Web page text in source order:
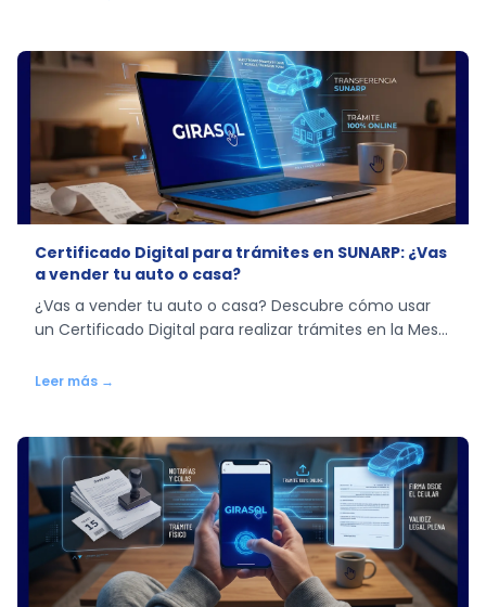
Certificado Digital para trámites en SUNARP: ¿Vas
a vender tu auto o casa?
¿Vas a vender tu auto o casa? Descubre cómo usar
un Certificado Digital para realizar trámites en la Mesa
Leer más →